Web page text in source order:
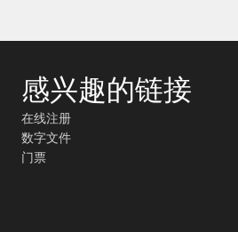
感兴趣的链接
在线注册
数字文件
门票